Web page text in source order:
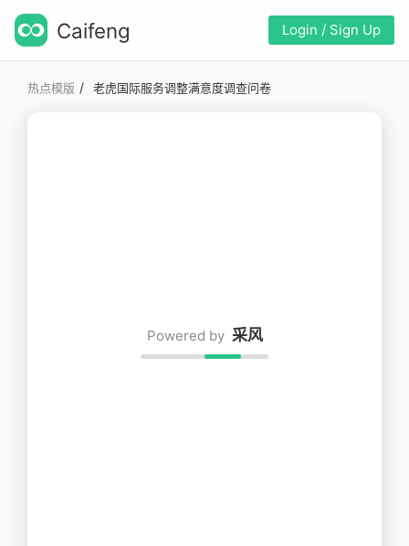
Caifeng Login / Sign Up
热点模版 / 老虎国际服务调整满意度调查问卷